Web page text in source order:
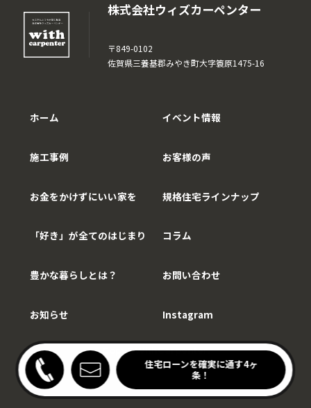
株式会社ウィズカーペンター
〒849-0102
佐賀県三養基郡みやき町大字簑原1475-16
ホーム
施工事例
お金をかけずにいい家を
「好き」が全てのはじまり
豊かな暮らしとは？
お知らせ
イベント情報
お客様の声
規格住宅ラインナップ
コラム
お問い合わせ
Instagram
Copy©WithCarpenter.
キッチンの家見学会
開催中！
住宅ローンを確実に通す4ヶ
条！